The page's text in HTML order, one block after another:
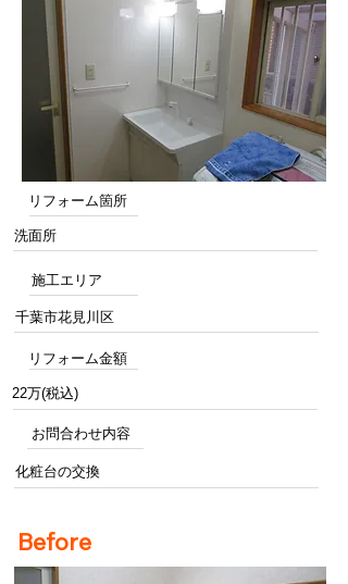
リフォーム箇所
洗面所
施工エリア
千葉市花見川区
リフォーム金額
22万(税込)
お問合わせ内容
化粧台の交換
Before